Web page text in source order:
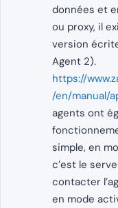
données et
ou proxy, il
version
Agent 2).
https://
/en/manual/
agents ont
simple, en
c’est le
contacter
en mode